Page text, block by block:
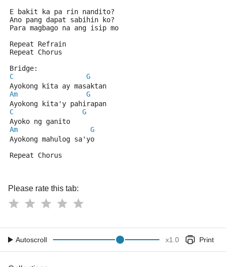
E bakit ka pa rin nandito?
Ano pang dapat sabihin ko?
Para magbago na ang isip mo
Repeat Refrain
Repeat Chorus
Bridge:
C
G
Ayokong kita ay masaktan
Am
G
Ayokong kita'y pahirapan
C
G
Ayoko ng ganito
Am
G
Ayokong mahulog sa'yo
Repeat Chorus
Please rate this tab:
Autoscroll x1.0 Print